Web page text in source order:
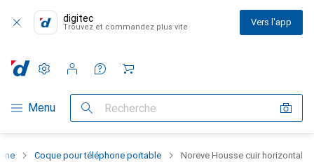
digitec
Trouvez et commandez plus vite Vers l'app
Navigation par catégorie
Menu Recherche
Paramètres
Compte client
Listes de comparaison
Listes d'envies
Panier
Coque pour téléphone portable Noreve Housse cuir horizontal